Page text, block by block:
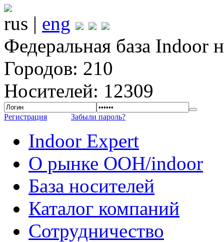
rus | eng
Федеральная база Indoor
Городов: 210
Носителей: 12309
Регистрация Забыли пароль?
Indoor Expert
О рынке OOH/indoor
База носителей
Каталог компаний
Сотрудничество